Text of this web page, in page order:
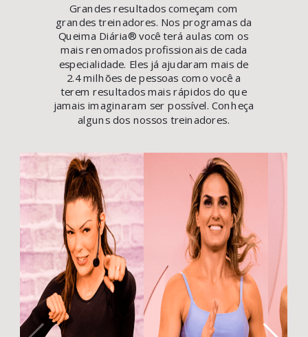
Grandes resultados começam com
grandes treinadores. Nos programas da
Queima Diária®você terá aulas com os
mais renomados profissionais de cada
especialidade. Eles já ajudaram mais de
2.4 milhões de pessoas como você a
terem resultados mais rápidos do que
jamais imaginaram ser possível. Conheça
alguns dos nossos treinadores.